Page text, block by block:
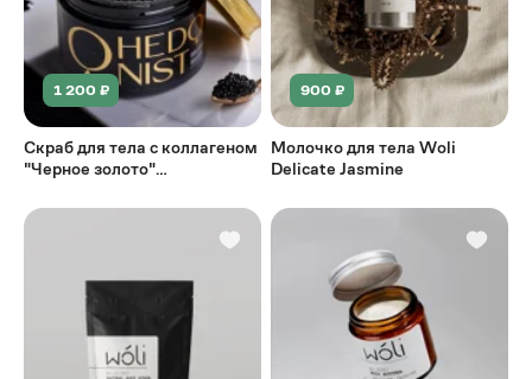
1 200 ₽
Скраб для тела с коллагеном
"Черное золото"
900 ₽
Молочко для тела Woli
Delicate Jasmine